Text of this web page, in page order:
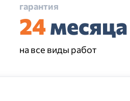
гарантия
24месяца
на все виды работ